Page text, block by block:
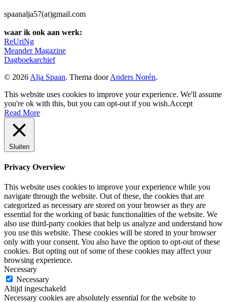
spaanalja57(at)gmail.com
waar ik ook aan werk:
ReUriNg
Meander Magazine
Dagboekarchief
© 2026 Alja Spaan. Thema doorAnders Norén.
This website uses cookies to improve your experience. We'll assume
you're ok with this, but you can opt-out if you wish.Accept
Read More
Sluiten
Privacy Overview
This website uses cookies to improve your experience while you
navigate through the website. Out of these, the cookies that are
categorized as necessary are stored on your browser as they are
essential for the working of basic functionalities of the website. We
also use third-party cookies that help us analyze and understand how
you use this website. These cookies will be stored in your browser
only with your consent. You also have the option to opt-out of these
cookies. But opting out of some of these cookies may affect your
browsing experience.
Necessary
Necessary
Altijd ingeschakeld
Necessary cookies are absolutely essential for the website to